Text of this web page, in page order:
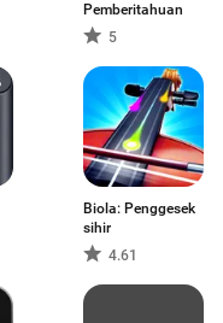
Pemberitahuan
5
Biola: Penggesek
sihir
4.61